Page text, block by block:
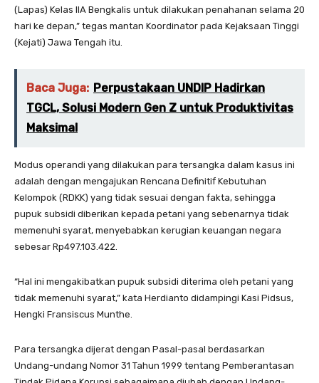
(Lapas) Kelas IIA Bengkalis untuk dilakukan penahanan selama 20
hari ke depan,” tegas mantan Koordinator pada Kejaksaan Tinggi
(Kejati) Jawa Tengah itu.
Baca Juga: Perpustakaan UNDIP Hadirkan
TGCL, Solusi Modern Gen Z untuk Produktivitas
Maksimal
Modus operandi yang dilakukan para tersangka dalam kasus ini
adalah dengan mengajukan Rencana Definitif Kebutuhan
Kelompok (RDKK) yang tidak sesuai dengan fakta, sehingga
pupuk subsidi diberikan kepada petani yang sebenarnya tidak
memenuhi syarat, menyebabkan kerugian keuangan negara
sebesar Rp497.103.422.
“Hal ini mengakibatkan pupuk subsidi diterima oleh petani yang
tidak memenuhi syarat,” kata Herdianto didampingi Kasi Pidsus,
Hengki Fransiscus Munthe.
Para tersangka dijerat dengan Pasal-pasal berdasarkan
Undang-undang Nomor 31 Tahun 1999 tentang Pemberantasan